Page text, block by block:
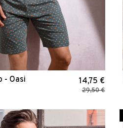
- Oasi 14,75 €
29,50 €